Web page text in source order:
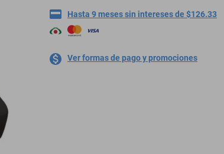
Hasta 9 meses sin intereses de $126.33
Ver formas de pago y promociones